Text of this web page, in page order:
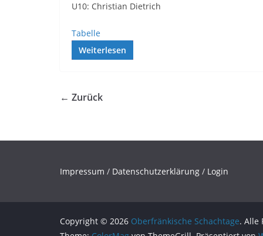
U10: Christian Dietrich
Tabelle
Weiterlesen
← Zurück
Impressum / Datenschutzerklärung / Login
Copyright © 2026 Oberfränkische Schachtage. Alle